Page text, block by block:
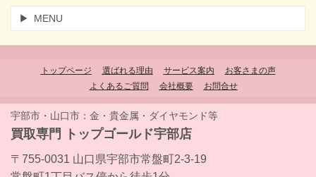
MENU
トップページ 選ばれる理由 サービス案内
お客さまの声
よくあるご質問
会社概要 お問合せ
宇部市・山口市：金・貴金属・ダイヤモンド等
買取専門 トップゴールド宇部店
〒755-0031 山口県宇部市常盤町2-3-19